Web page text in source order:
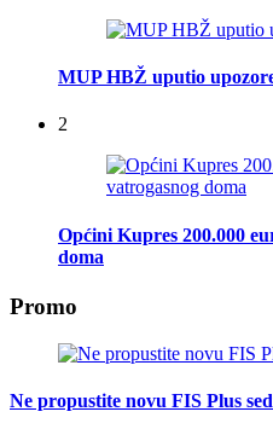
MUP HBŽ uputio
2
Općini Kupres 200.000
doma
Promo
Ne propustite novu FIS Plus